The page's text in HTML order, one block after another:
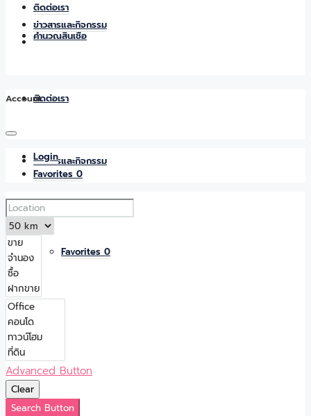
คำนวณสินเชื่อ
ติดต่อเรา
ข่าวสารและกิจกรรม
Favorites 0
ติดต่อเรา
ข่าวสารและกิจกรรม
Account
Login
Favorites 0
Advanced Button
Clear
Search Button